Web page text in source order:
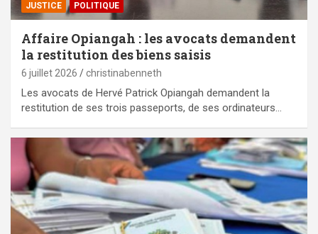
JUSTICE POLITIQUE
Affaire Opiangah : les avocats demandent
la restitution des biens saisis
6 juillet 2026 christinabenneth
Les avocats de Hervé Patrick Opiangah demandent la
restitution de ses trois passeports, de ses ordinateurs…